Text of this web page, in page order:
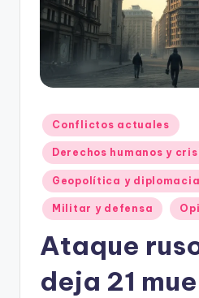
Publicado
en
Conflictos actuales
Derechos humanos y
Geopolítica y diplomacia
Militar y defensa
Ataque
deja 21